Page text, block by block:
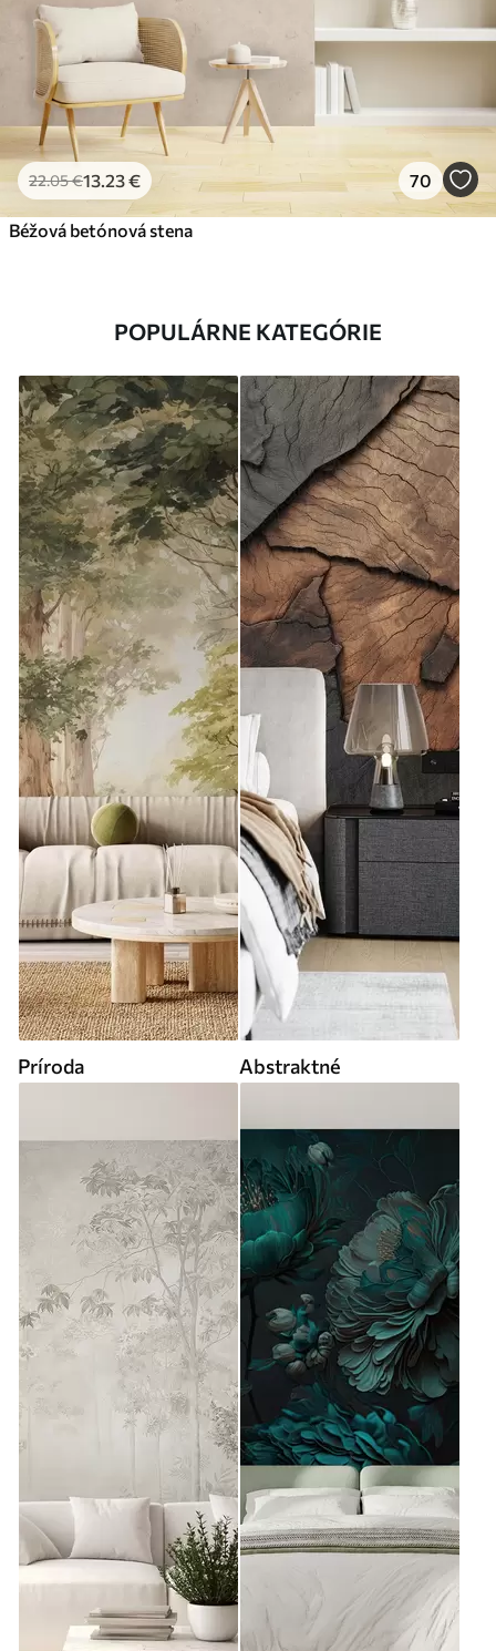
22.05€13 .23€ 70
Béžová betónová stena
POPULÁRNE KATEGÓRIE
Príroda Abstraktné